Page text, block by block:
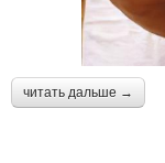
читать дальше →